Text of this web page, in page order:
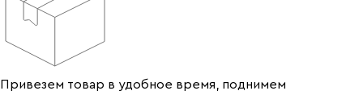
Привезем товар в удобное время, поднимем